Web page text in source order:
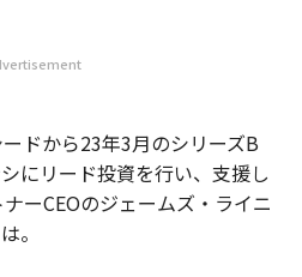
ドから23年3月のシリーズB
にリード投資を行い、支援し
ーCEOのジェームズ・ライニ
。